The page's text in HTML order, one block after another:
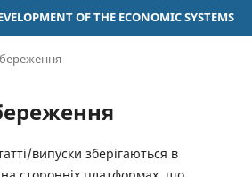
OF THE ECONOMIC SYSTEMS
випуски зберігаються в